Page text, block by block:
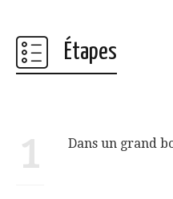
Étapes
1 Dans un grand